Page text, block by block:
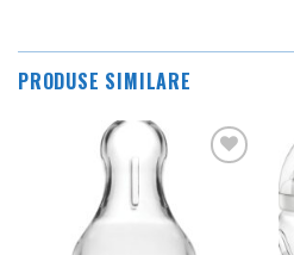
PRODUSE SIMILARE